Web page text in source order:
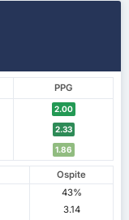
PPG
2.00
2.33
1.86
Ospite
43%
3.14